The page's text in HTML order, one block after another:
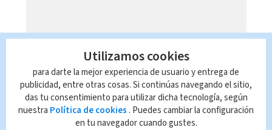
Utilizamos cookies
para darte la mejor experiencia de usuario y entrega de
publicidad, entre otras cosas. Si continúas navegando el sitio,
das tu consentimiento para utilizar dicha tecnología, según
nuestra Política de cookies . Puedes cambiar la configuración
en tu navegador cuando gustes.